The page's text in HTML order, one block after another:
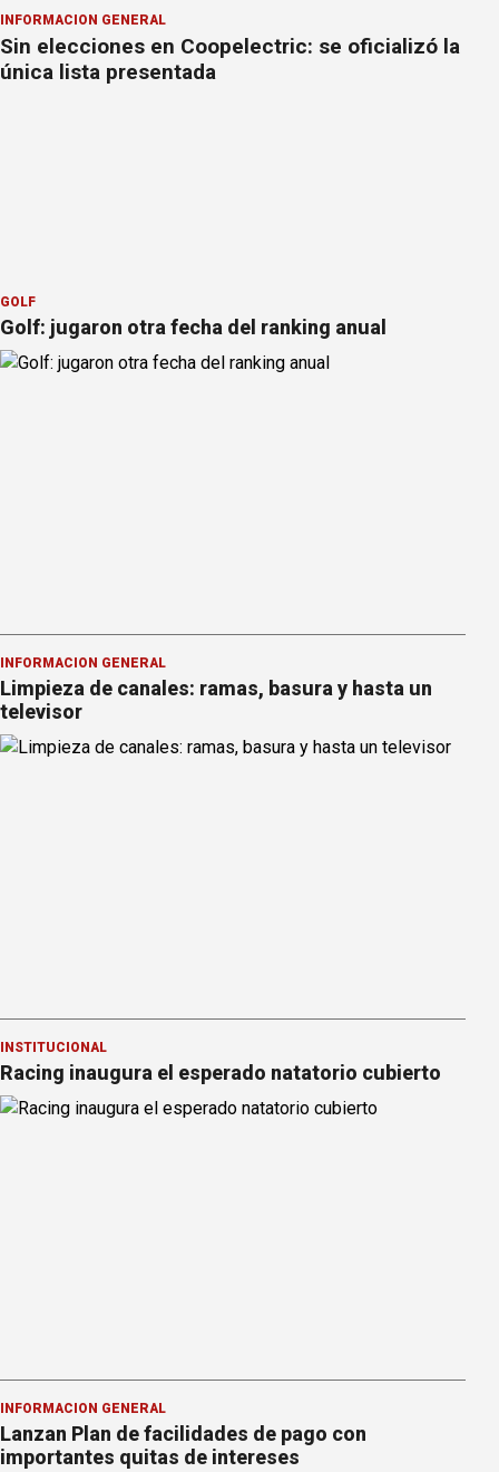
INFORMACION GENERAL
Sin elecciones en Coopelectric: se oficializó la
única lista presentada
GOLF
Golf: jugaron otra fecha del ranking anual
INFORMACION GENERAL
Limpieza de canales: ramas, basura y hasta un
televisor
INSTITUCIONAL
Racing inaugura el esperado natatorio cubierto
INFORMACION GENERAL
Lanzan Plan de facilidades de pago con
importantes quitas de intereses